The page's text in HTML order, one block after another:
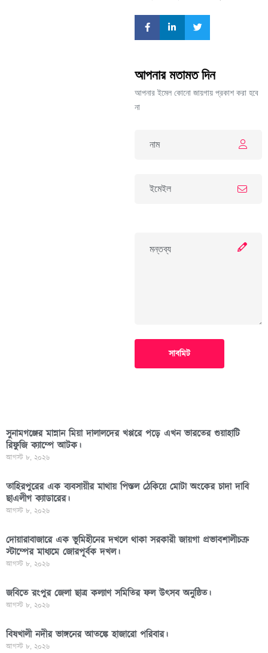
আপনার মতামত দিন
আপনার ইমেল কোনো জায়গায় প্রকাশ করা হবে
না
সাবমিট
সুনামগঞ্জের মান্নান মিয়া দালালদের খপ্পরে পড়ে এখন ভারতের গুয়াহাটি
রিফুজি ক্যাম্পে আটক।
আগস্ট ৮, ২০২৬
তাহিরপুরের এক ব্যবসায়ীর মাথায় পিস্তল ঠেকিয়ে মোটা অংকের চাদা দাবি
ছাএলীগ ক্যাডারের।
আগস্ট ৮, ২০২৬
দোয়ারাবাজারে এক ভূমিহীনের দখলে থাকা সরকারী জায়গা প্রভাবশালীচক্র
স্টাম্পের মাধ্যমে জোরপূর্বক দখল।
আগস্ট ৮, ২০২৬
জবিতে রংপুর জেলা ছাত্র কল্যাণ সমিতির ফল উৎসব অনুষ্ঠিত।
আগস্ট ৮, ২০২৬
বিষখালী নদীর ভাঙ্গনের আতঙ্কে হাজারো পরিবার।
আগস্ট ৮, ২০২৬